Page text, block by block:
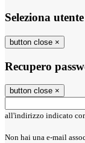
Seleziona utente
button close ×
Recupero
button close ×
all'indirizzo indicato
Non hai una e-mail